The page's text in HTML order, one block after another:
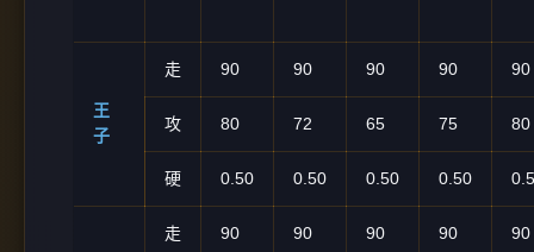
王
子
走 90 90 90 90 90
攻 80 72 65 75 80
硬 0.50 0.50 0.50 0.50
走 90 90 90 90 90